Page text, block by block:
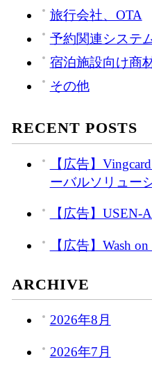
旅行会社、OTA
予約関連システ
宿泊施設向け商
その他
RECENT POSTS
【広告】
ーバルソリュー
【広告】USEN-
【広告】Wash on
ARCHIVE
2026年8月
2026年7月